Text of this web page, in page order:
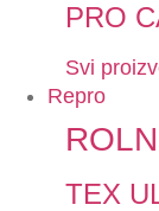
PRO
Svi
Repro
TEX